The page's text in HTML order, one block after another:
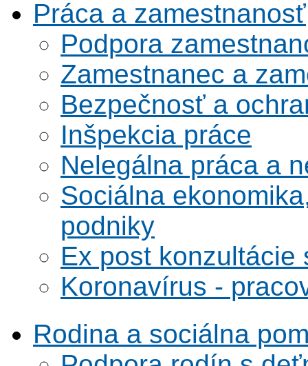
Práca a zamestnanosť
Podpora
Zamestnanec a
Bezpečnosť a
Inšpekcia práce
Nelegálna práca a
Sociálna
podniky
Ex post
Koronavírus -
Rodina a sociálna